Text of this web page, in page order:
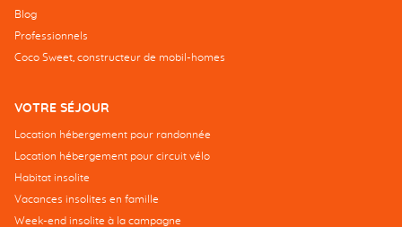
Blog
Professionnels
Coco Sweet, constructeur de mobil-homes
VOTRE SÉJOUR
Location hébergement pour randonnée
Location hébergement pour circuit vélo
Habitat insolite
Vacances insolites en famille
Week-end insolite à la campagne